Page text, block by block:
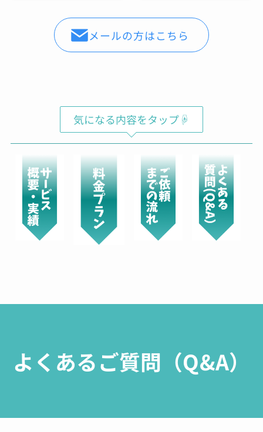
メールの方はこちら
気になる内容をタップ☟
よくあるご質問（Q&A）